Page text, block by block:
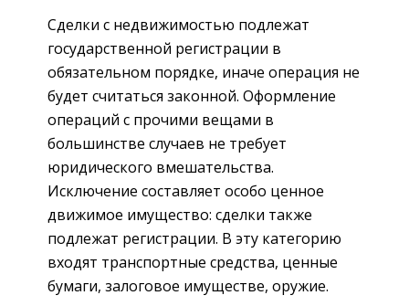
Сделки с недвижимостью подлежат
государственной регистрации в
обязательном порядке, иначе операция не
будет считаться законной. Оформление
операций с прочими вещами в
большинстве случаев не требует
юридического вмешательства.
Исключение составляет особо ценное
движимое имущество: сделки также
подлежат регистрации. В эту категорию
входят транспортные средства, ценные
бумаги, залоговое имуществе, оружие.